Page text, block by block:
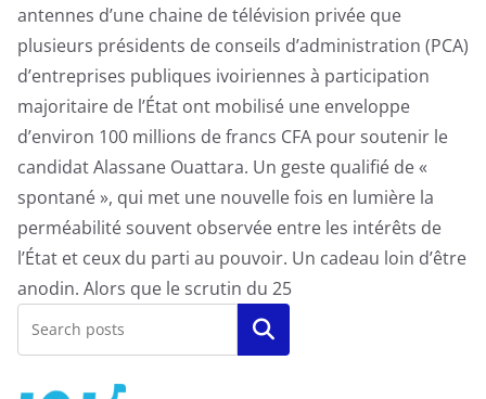
antennes d’une chaine de télévision privée que
plusieurs présidents de conseils d’administration (PCA)
d’entreprises publiques ivoiriennes à participation
majoritaire de l’État ont mobilisé une enveloppe
d’environ 100 millions de francs CFA pour soutenir le
candidat Alassane Ouattara. Un geste qualifié de «
spontané », qui met une nouvelle fois en lumière la
perméabilité souvent observée entre les intérêts de
l’État et ceux du parti au pouvoir. Un cadeau loin d’être
anodin. Alors que le scrutin du 25
Rechercher